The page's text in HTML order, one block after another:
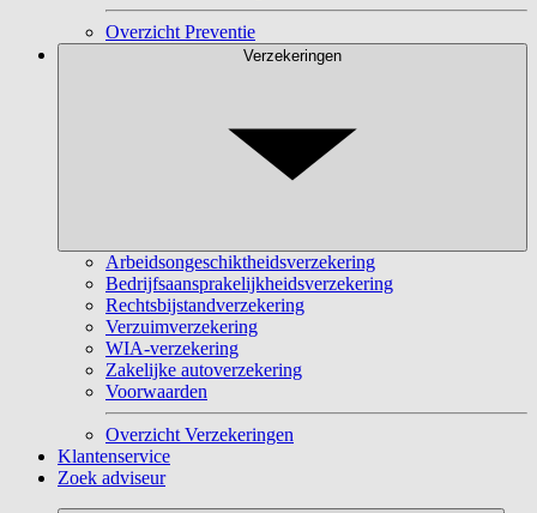
Overzicht Preventie
Verzekeringen
Arbeidsongeschiktheidsverzekering
Bedrijfsaansprakelijkheidsverzekering
Rechtsbijstandverzekering
Verzuimverzekering
WIA-verzekering
Zakelijke autoverzekering
Voorwaarden
Overzicht Verzekeringen
Klantenservice
Zoek adviseur